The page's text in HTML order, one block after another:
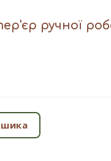
ручної